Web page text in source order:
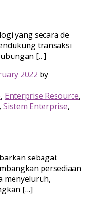
yang secara de
transaksi
[…]
2022 by
, Enterprise Resource,
, Sistem Enterprise,
sebagai:
persediaan
menyeluruh,
[…]